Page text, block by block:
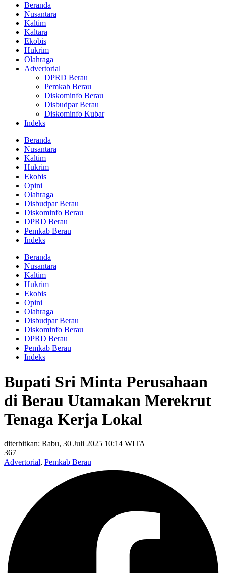
Beranda
Nusantara
Kaltim
Kaltara
Ekobis
Hukrim
Olahraga
Advertorial
DPRD Berau
Pemkab Berau
Diskominfo Berau
Disbudpar Berau
Diskominfo Kubar
Indeks
Beranda
Nusantara
Kaltim
Hukrim
Ekobis
Opini
Olahraga
Disbudpar Berau
Diskominfo Berau
DPRD Berau
Pemkab Berau
Indeks
Beranda
Nusantara
Kaltim
Hukrim
Ekobis
Opini
Olahraga
Disbudpar Berau
Diskominfo Berau
DPRD Berau
Pemkab Berau
Indeks
Bupati Sri Minta Perusahaan
di Berau Utamakan Merekrut
Tenaga Kerja Lokal
diterbitkan: Rabu, 30 Juli 2025 10:14 WITA
367
Advertorial, Pemkab Berau